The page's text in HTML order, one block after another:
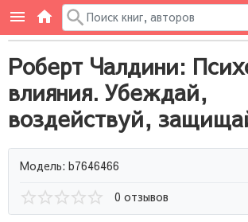
Роберт Чалдини:
влияния. Убеждай,
воздействуй,
Модель: b7646466
0 отзывов